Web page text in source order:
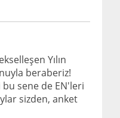
Yılın
beraberiz!
sene de EN'leri
sizden, anket